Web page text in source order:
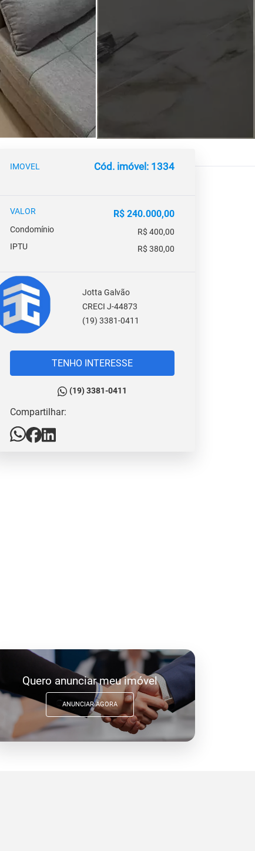
IMOVEL Cód. imóvel: 1334
VALOR R$ 240.000,00
Condomínio
R$ 400,00
IPTU
R$ 380,00
Jotta Galvão
CRECI J-44873
(19) 3381-0411
TENHO INTERESSE
(19) 3381-0411
Compartilhar:
Quero anunciar meu imóvel
ANUNCIAR AGORA